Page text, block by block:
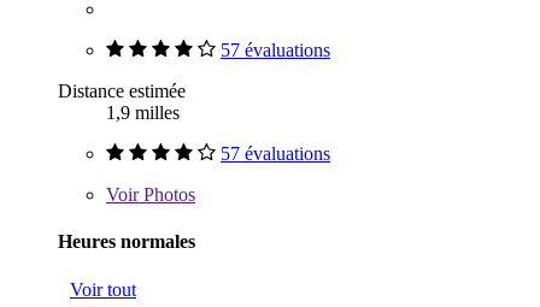
57 évaluations
Distance estimée
1,9 milles
57 évaluations
VoirPhotos
Heures normales
Voir tout